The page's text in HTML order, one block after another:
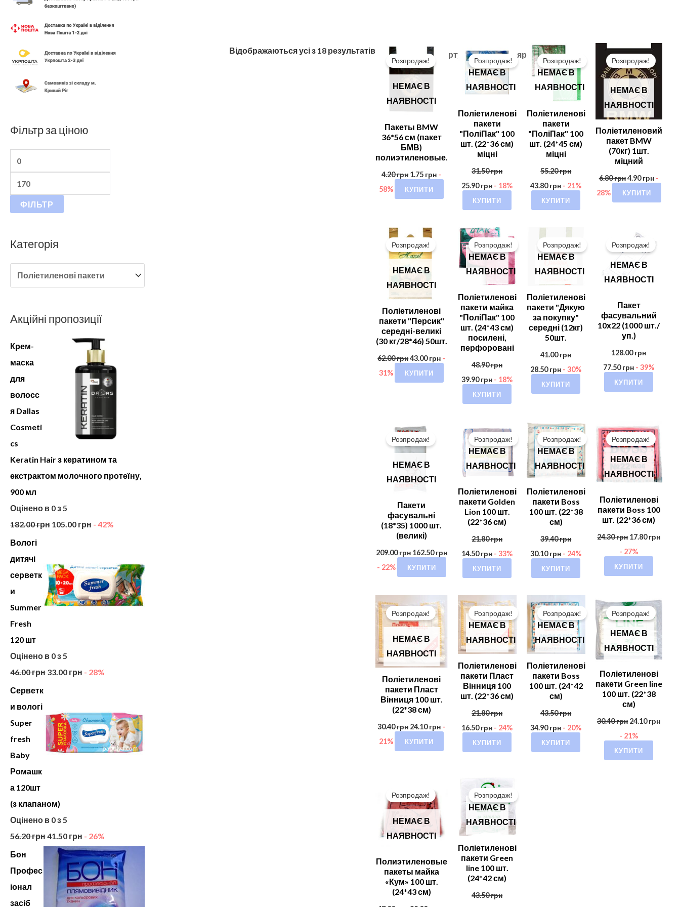
Фільтр за ціною
ФІЛЬТР
Категорія
Акційні пропозиції
Крем-
маска
для
волосс
я Dallas
Cosmeti
cs
Keratin Hair з кератином та
екстрактом молочного протеїну,
900 мл
Оцінено в 0з 5
182.00грн 105.00 грн - 42%
Вологі
дитячі
серветк
и
Summer
Fresh
120 шт
Оцінено в 0з 5
46.00грн 33.00 грн - 28%
Серветк
и вологі
Super
fresh
Baby
Ромашк
а 120шт
(з клапаном)
Оцінено в 0з 5
56.20грн41.50 грн - 26%
Бон
Профес
іонал
засіб
Відображаються усі з 18 результатів
НЕМАЄ В
НАЯВНОСТІ
Розпродаж!
Пакеты BMW
36*56 см (пакет
БМВ)
полиэтиленовые.
4.20грн 1.75 грн -
58%
КУПИТИ
НЕМАЄ В
НАЯВНОСТІ
Розпродаж!
Поліетиленові
пакети
"ПоліПак" 100
шт. (22*36 см)
міцні
31.50грн
25.90грн - 18%
КУПИТИ
НЕМАЄ В
НАЯВНОСТІ
Розпродаж!
Поліетиленові
пакети
"ПоліПак" 100
шт. (24*45 см)
міцні
55.20грн
43.80грн - 21%
КУПИТИ
НЕМАЄ В
НАЯВНОСТІ
Розпродаж!
Поліетиленовий
пакет BMW
(70кг) 1шт.
міцний
6.80грн4.90грн-
28%
КУПИТИ
НЕМАЄ В
НАЯВНОСТІ
Розпродаж!
Поліетиленові
пакети "Персик"
середні-великі
(30 кг/28*46) 50шт.
62.00грн43.00грн -
31%
КУПИТИ
НЕМАЄ В
НАЯВНОСТІ
Розпродаж!
Поліетиленові
пакети майка
"ПоліПак" 100
шт. (24*43 см)
посилені,
перфоровані
48.90грн
39.90грн - 18%
КУПИТИ
НЕМАЄ В
НАЯВНОСТІ
Розпродаж!
Поліетиленові
пакети "Дякую
за покупку"
середні (12кг)
50шт.
41.00грн
28.50грн - 30%
КУПИТИ
НЕМАЄ В
НАЯВНОСТІ
Розпродаж!
Пакет
фасувальний
10х22 (1000 шт./
уп.)
128.00грн
77.50грн - 39%
КУПИТИ
НЕМАЄ В
НАЯВНОСТІ
Розпродаж!
Пакети
фасувальні
(18*35) 1000 шт.
(великі)
209.00грн 162.50грн
- 22%
КУПИТИ
НЕМАЄ В
НАЯВНОСТІ
Розпродаж!
Поліетиленові
пакети Golden
Lion 100 шт.
(22*36 см)
21.80грн
14.50грн - 33%
КУПИТИ
НЕМАЄ В
НАЯВНОСТІ
Розпродаж!
Поліетиленові
пакети Boss
100 шт. (22*38
см)
39.40грн
30.10грн - 24%
КУПИТИ
НЕМАЄ В
НАЯВНОСТІ
Розпродаж!
Поліетиленові
пакети Boss 100
шт. (22*36 см)
24.30грн 17.80грн
- 27%
КУПИТИ
НЕМАЄ В
НАЯВНОСТІ
Розпродаж!
Поліетиленові
пакети Пласт
Вінниця 100 шт.
(22*38 см)
30.40грн 24.10грн -
21%
КУПИТИ
НЕМАЄ В
НАЯВНОСТІ
Розпродаж!
Поліетиленові
пакети Пласт
Вінниця 100
шт. (22*36 см)
21.80грн
16.50грн - 24%
КУПИТИ
НЕМАЄ В
НАЯВНОСТІ
Розпродаж!
Поліетиленові
пакети Boss
100 шт. (24*42
см)
43.50грн
34.90грн - 20%
КУПИТИ
НЕМАЄ В
НАЯВНОСТІ
Розпродаж!
Поліетиленові
пакети Green line
100 шт. (22*38
см)
30.40грн 24.10грн
- 21%
КУПИТИ
НЕМАЄ В
НАЯВНОСТІ
Розпродаж!
Полиэтиленовые
пакеты майка
«Кум» 100 шт.
(24*43 см)
НЕМАЄ В
НАЯВНОСТІ
Розпродаж!
Поліетиленові
пакети Green
line 100 шт.
(24*42 см)
43.50грн